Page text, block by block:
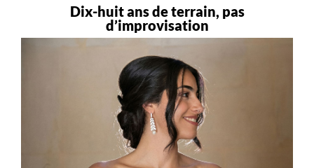
Dix-huit ans de terrain, pas
d’improvisation